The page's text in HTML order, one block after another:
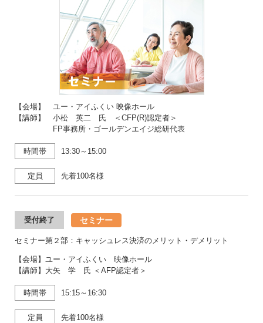
【会場】 ユー・アイふくい 映像ホール
【講師】 小松 英二 氏 ＜CFP(R)認定者＞
FP事務所・ゴールデンエイジ総研代表
時間帯 13:30～15:00
定員 先着100名様
受付終了 セミナー
セミナー第２部：キャッシュレス決済のメリット・デメリット
【会場】ユー・アイふくい 映像ホール
【講師】大矢 学 氏 ＜AFP認定者＞
時間帯 15:15～16:30
定員 先着100名様